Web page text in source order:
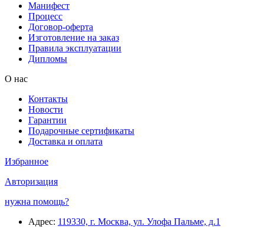
Манифест
Процесс
Договор-оферта
Изготовление на заказ
Правила эксплуатации
Дипломы
О нас
Контакты
Новости
Гарантии
Подарочные сертификаты
Доставка и оплата
Избранное
Авторизация
нужна помощь?
Адрес: 119330, г. Москва, ул. Улофа Пальме, д.1